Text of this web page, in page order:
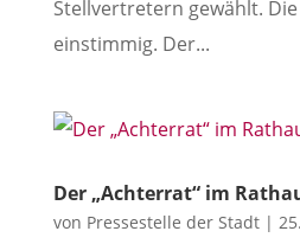
Stellvertretern gewählt.
einstimmig. Der...
Der „Achterrat“ im
von Pressestelle der Stadt|